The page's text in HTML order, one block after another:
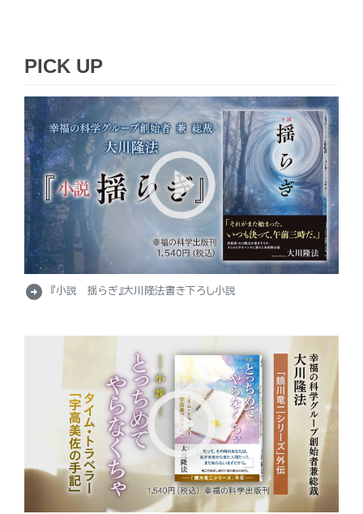
PICK UP
arrow_circle_right 『小説 揺らぎ』大川隆法書き下ろし小説